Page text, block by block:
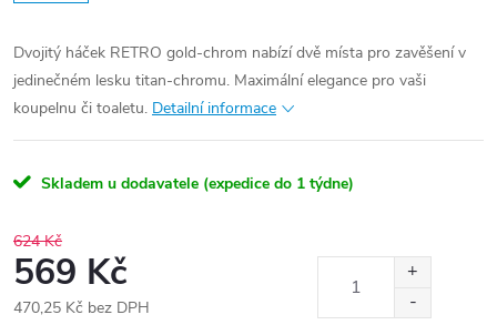
Dvojitý háček RETRO gold-chrom nabízí dvě místa pro zavěšení v
jedinečném lesku titan-chromu. Maximální elegance pro vaši
koupelnu či toaletu. Detailní informace
Skladem u dodavatele (expedice do 1 týdne)
624 Kč
569 Kč
470,25 Kč bez DPH